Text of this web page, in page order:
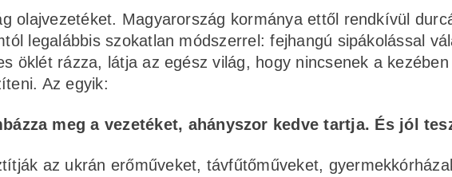
olajvezetéket. Magyarország kormánya ettől rendkívül
legalábbis szokatlan módszerrel: fejhangú sipákolással
öklét rázza, látja az egész világ, hogy nincsenek a
Az egyik:
meg a vezetéket, ahányszor kedve tartja. És jól
az ukrán erőműveket, távfűtőműveket,